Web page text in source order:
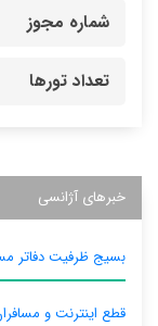
شماره مجوز
تعداد تورها
خبرهای آژانسی
بسیج ظرفیت دفاتر
قطع اینترنت و